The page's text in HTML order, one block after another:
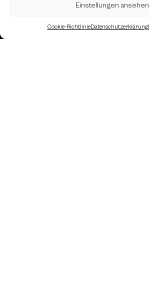
Einstellungen ansehen
Cookie-RichtlinieDatenschutzerklärung